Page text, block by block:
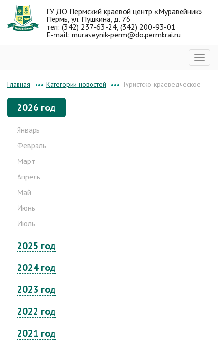
ГУ ДО Пермский краевой центр «Муравейник»
Пермь, ул. Пушкина, д. 76
тел: (342) 237-63-24, (342) 200-93-01
E-mail: muraveynik-perm@do.permkrai.ru
Главная ••• Категории новостей ••• Туристско-краеведческое
2026 год
Январь
Февраль
Март
Апрель
Май
Июнь
Июль
2025 год
2024 год
2023 год
2022 год
2021 год